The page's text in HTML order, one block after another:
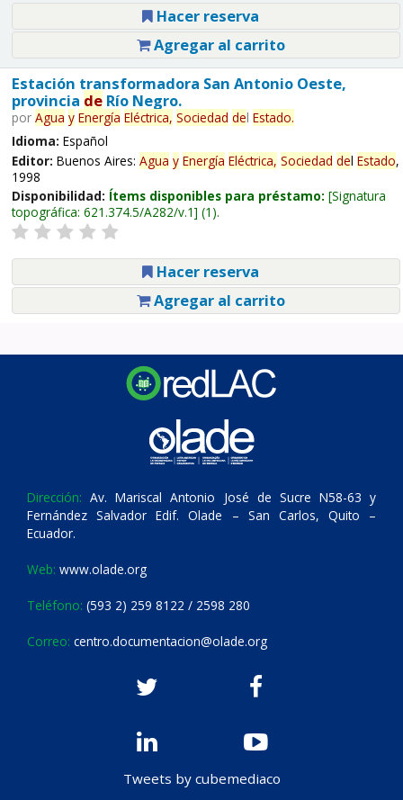
Hacer reserva
Agregar al carrito
Estación transformadora San Antonio Oeste,
provincia deRío Negro.
por Agua y Energía Eléctrica, Sociedad del Estado.
Idioma: Español
Editor: Buenos Aires: Agua y Energía Eléctrica, Sociedad del Estado,
1998
Disponibilidad: Ítems disponibles para préstamo: Signatura
topográfica: 621.374.5/A282/v.1 (1).
Hacer reserva
Agregar al carrito
Dirección: Av. Mariscal Antonio José de Sucre N58-63 y
Fernández Salvador Edif. Olade – San Carlos, Quito –
Ecuador.
Web: www.olade.org
Teléfono: (593 2) 259 8122 / 2598 280
Correo: centro.documentacion@olade.org
Tweets by cubemediaco